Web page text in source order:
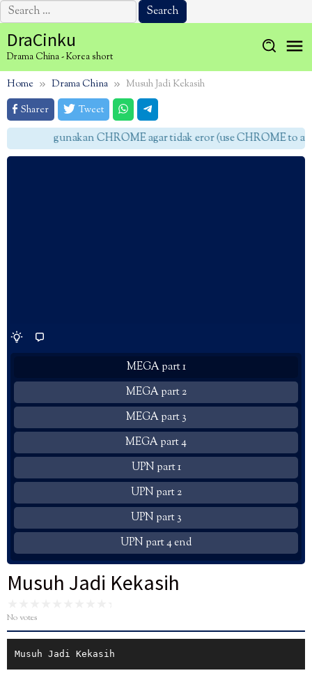
Search
for:
to
content
DraCinku
Drama China - Korea short
Home Drama China
Musuh Jadi Kekasih
Sharer
Tweet
gunakan CHROME agar tidak eror (use CHROME to
MEGA part 1
MEGA part 2
MEGA part 3
MEGA part 4
UPN part 1
UPN part 2
UPN part 3
UPN part 4 end
Musuh Jadi Kekasih
No votes
Musuh Jadi Kekasih